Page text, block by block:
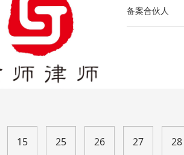
备案合伙人
15 25 26 27 28